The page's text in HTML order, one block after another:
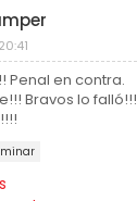
Penal en contra.
Bravos lo falló!!!